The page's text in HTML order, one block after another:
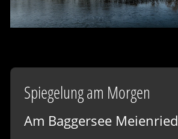
Spiegelung am Morgen
Am Baggersee Meienried